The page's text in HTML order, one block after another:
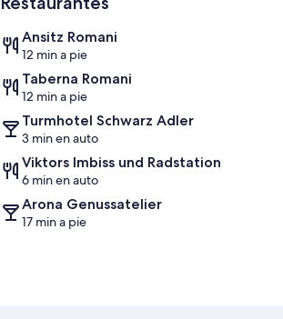
Ansitz Romani
12 min a pie
Taberna Romani
12 min a pie
Turmhotel Schwarz Adler
3 min en auto
Viktors Imbiss und Radstation
6 min en auto
Arona Genussatelier
17 min a pie